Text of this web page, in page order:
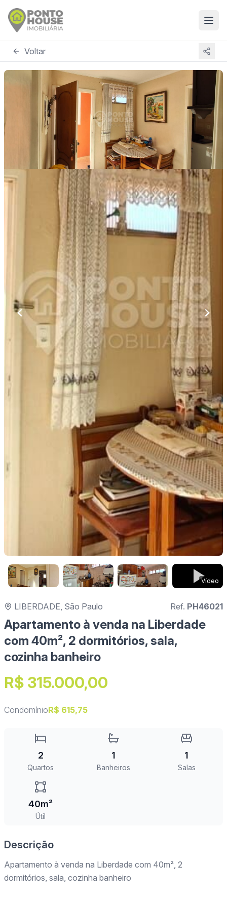
Voltar
Vídeo
LIBERDADE, São Paulo Ref. PH46021
Apartamento à venda na Liberdade
com 40m², 2 dormitórios, sala,
cozinha banheiro
R$ 315.000,00
CondomínioR$ 615,75
2
Quartos
1
Banheiros
1
Salas
40m²
Útil
Descrição
Apartamento à venda na Liberdade com 40m², 2
dormitórios, sala, cozinha banheiro